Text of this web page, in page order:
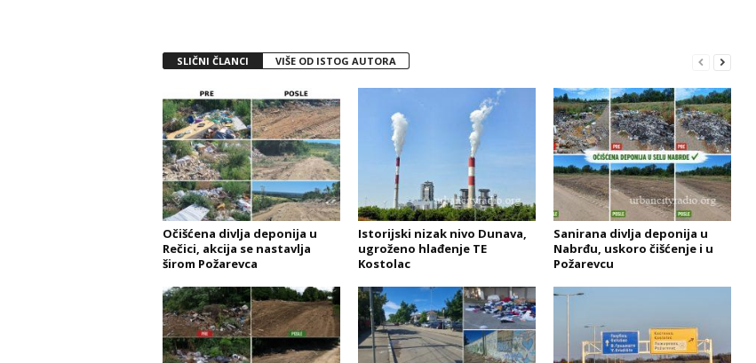
SLIČNI ČLANCI VIŠE OD ISTOG AUTORA
Očišćena divlja deponija u
Rečici, akcija se nastavlja
širom Požarevca
Istorijski nizak nivo Dunava,
ugroženo hlađenje TE
Kostolac
Sanirana divlja deponija u
Nabrđu, uskoro čišćenje i u
Požarevcu